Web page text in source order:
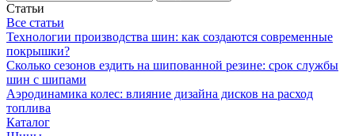
Статьи
Все статьи
Технологии производства шин: как создаются современные
покрышки?
Сколько сезонов ездить на шипованной резине: срок службы
шин с шипами
Аэродинамика колес: влияние дизайна дисков на расход
топлива
Каталог